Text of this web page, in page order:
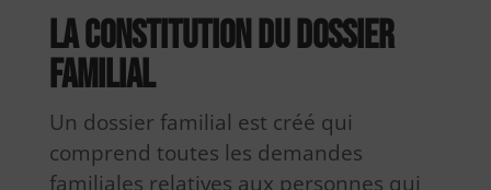
La constitution du dossier
familial
Un dossier familial est créé qui
comprend toutes les demandes
familiales relatives aux personnes qui